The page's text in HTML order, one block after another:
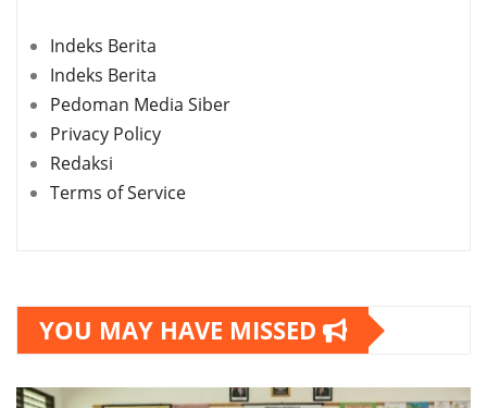
Indeks Berita
Indeks Berita
Pedoman Media Siber
Privacy Policy
Redaksi
Terms of Service
YOU MAY HAVE MISSED